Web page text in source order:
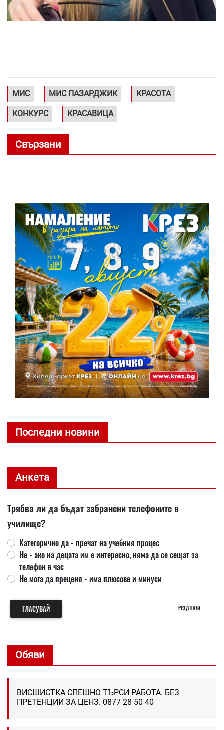
МИС МИС ПАЗАРДЖИК КРАСОТА
КОНКУРС КРАСАВИЦА
Свързани
Последни новини
Анкета
Трябва ли да бъдат забранени телефоните в
училище?
Категорично да - пречат на учебния процес
Не - ако на децата им е интересно, няма да се сещат за
телефон в час
Не мога да преценя - има плюсове и минуси
ГЛАСУВАЙ РЕЗУЛТАТИ
Обяви
ВИСШИСТКА СПЕШНО ТЪРСИ РАБОТА. БЕЗ
ПРЕТЕНЦИИ ЗА ЦЕНЗ. 0877 28 50 40